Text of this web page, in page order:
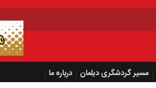
مسیر گردشگری دیلمان
درباره ما